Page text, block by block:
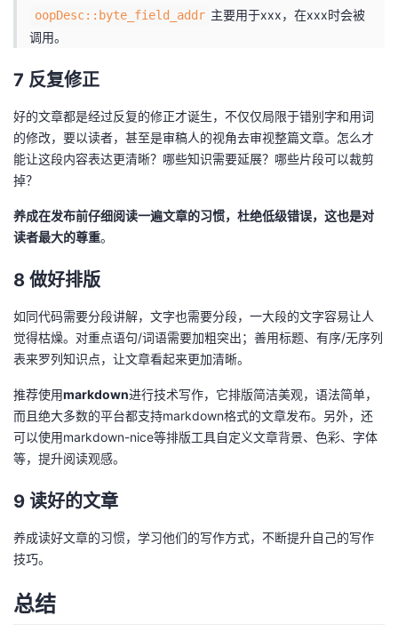
oopDesc::byte_field_addr 主要用于xxx，在xxx时会被
调用。
7 反复修正
好的文章都是经过反复的修正才诞生，不仅仅局限于错别字和用词
的修改，要以读者，甚至是审稿人的视角去审视整篇文章。怎么才
能让这段内容表达更清晰？哪些知识需要延展？哪些片段可以裁剪
掉？
养成在发布前仔细阅读一遍文章的习惯，杜绝低级错误，这也是对
读者最大的尊重。
8 做好排版
如同代码需要分段讲解，文字也需要分段，一大段的文字容易让人
觉得枯燥。对重点语句/词语需要加粗突出；善用标题、有序/无序列
表来罗列知识点，让文章看起来更加清晰。
推荐使用markdown进行技术写作，它排版简洁美观，语法简单，
而且绝大多数的平台都支持markdown格式的文章发布。另外，还
可以使用markdown-nice等排版工具自定义文章背景、色彩、字体
等，提升阅读观感。
9 读好的文章
养成读好文章的习惯，学习他们的写作方式，不断提升自己的写作
技巧。
总结